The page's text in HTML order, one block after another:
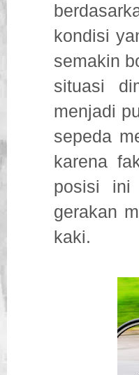
kondisi
semakin
situasi
menjadi
sepeda
karena
posisi ini
gerakan
kaki.